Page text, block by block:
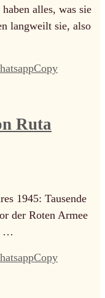
alles, was sie
langweilt sie, also
Copy
Ruta
1945: Tausende
der Roten Armee
…
Copy